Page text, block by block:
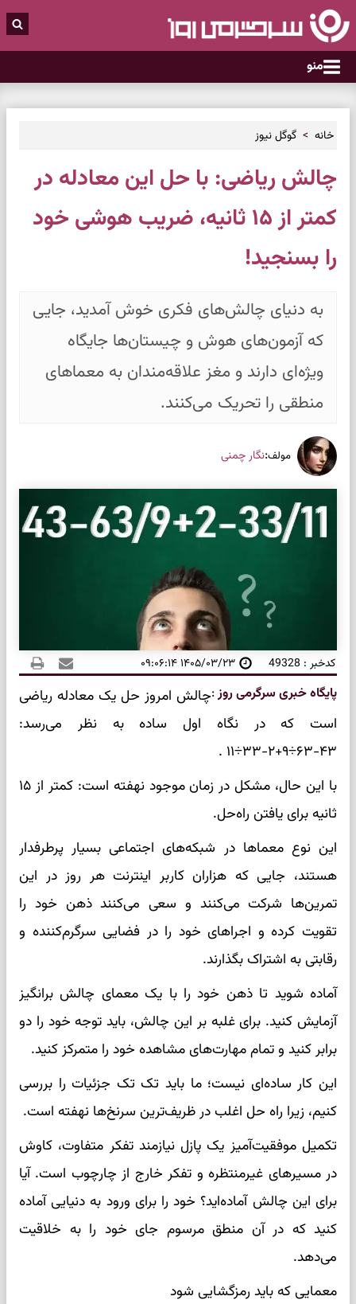
منو
خانه گوگل نیوز
چالش ریاضی: با حل این معادله در
کمتر از ۱۵ ثانیه، ضریب هوشی خود
را بسنجید!
به دنیای چالش‌های فکری خوش آمدید، جایی
که آزمون‌های هوش و چیستان‌ها جایگاه
ویژه‌ای دارند و مغز علاقه‌مندان به معماهای
منطقی را تحریک می‌کنند.
مولف:نگار چمنی
کدخبر : 49328 ۱۴۰۵/۰۳/۲۳ ۰۹:۰۶:۱۴
پایگاه خبری سرگرمی روز:چالش امروز حل یک معادله ریاضی
است که در نگاه اول ساده به نظر می‌رسد:
۴۳-۶۳÷۹+۲-۳۳÷۱۱ .
با این حال، مشکل در زمان موجود نهفته است: کمتر از ۱۵
ثانیه برای یافتن راه‌حل.
این نوع معماها در شبکه‌های اجتماعی بسیار پرطرفدار
هستند، جایی که هزاران کاربر اینترنت هر روز در این
تمرین‌ها شرکت می‌کنند و سعی می‌کنند ذهن خود را
تقویت کرده و اجراهای خود را در فضایی سرگرم‌کننده و
رقابتی به اشتراک بگذارند.
آماده شوید تا ذهن خود را با یک معمای چالش برانگیز
آزمایش کنید. برای غلبه بر این چالش، باید توجه خود را دو
برابر کنید و تمام مهارت‌های مشاهده خود را متمرکز کنید.
این کار ساده‌ای نیست؛ ما باید تک تک جزئیات را بررسی
کنیم، زیرا راه حل اغلب در ظریف‌ترین سرنخ‌ها نهفته است.
تکمیل موفقیت‌آمیز یک پازل نیازمند تفکر متفاوت، کاوش
در مسیرهای غیرمنتظره و تفکر خارج از چارچوب است. آیا
برای این چالش آماده‌اید؟ خود را برای ورود به دنیایی آماده
کنید که در آن منطق مرسوم جای خود را به خلاقیت
می‌دهد.
معمایی که باید رمزگشایی شود